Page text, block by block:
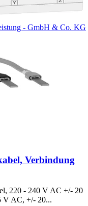
- GmbH & Co. KG
Verbindung
220 - 240 V AC +/- 20
V AC, +/- 20...